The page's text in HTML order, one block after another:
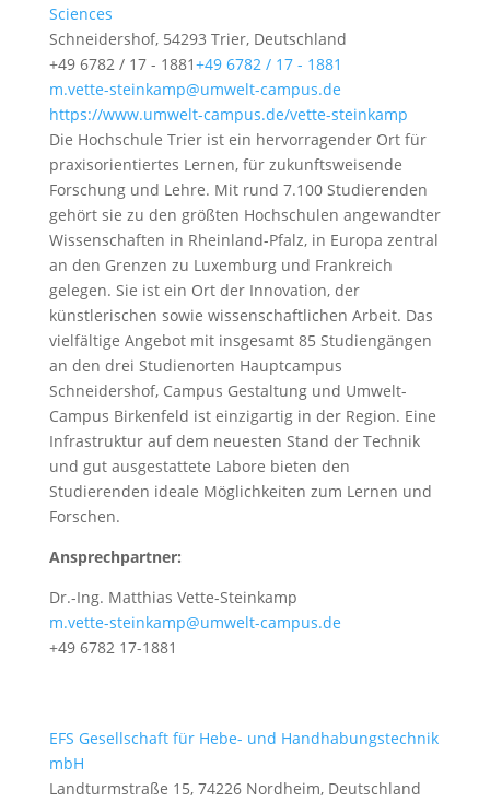
Sciences
Schneidershof, 54293 Trier, Deutschland
+49 6782 / 17 - 1881+49 6782 / 17 - 1881
m.vette-steinkamp@umwelt-campus.de
https://www.umwelt-campus.de/vette-steinkamp
Die Hochschule Trier ist ein hervorragender Ort für
praxisorientiertes Lernen, für zukunftsweisende
Forschung und Lehre. Mit rund 7.100 Studierenden
gehört sie zu den größten Hochschulen angewandter
Wissenschaften in Rheinland-Pfalz, in Europa zentral
an den Grenzen zu Luxemburg und Frankreich
gelegen. Sie ist ein Ort der Innovation, der
künstlerischen sowie wissenschaftlichen Arbeit. Das
vielfältige Angebot mit insgesamt 85 Studiengängen
an den drei Studienorten Hauptcampus
Schneidershof, Campus Gestaltung und Umwelt-
Campus Birkenfeld ist einzigartig in der Region. Eine
Infrastruktur auf dem neuesten Stand der Technik
und gut ausgestattete Labore bieten den
Studierenden ideale Möglichkeiten zum Lernen und
Forschen.
Ansprechpartner:
Dr.-Ing. Matthias Vette-Steinkamp
m.vette-steinkamp@umwelt-campus.de
+49 6782 17-1881
EFS Gesellschaft für Hebe- und Handhabungstechnik
mbH
Landturmstraße 15, 74226 Nordheim, Deutschland